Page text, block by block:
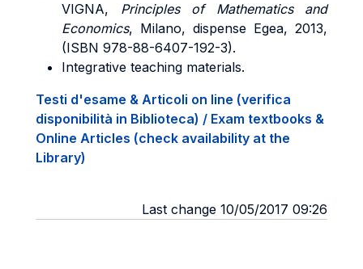
VIGNA, Principles of Mathematics and
Economics, Milano, dispense Egea, 2013,
(ISBN 978-88-6407-192-3).
Integrative teaching materials.
Testi d'esame & Articoli on line (verifica
disponibilità in Biblioteca) / Exam textbooks &
Online Articles (check availability at the
Library)
Last change 10/05/2017 09:26